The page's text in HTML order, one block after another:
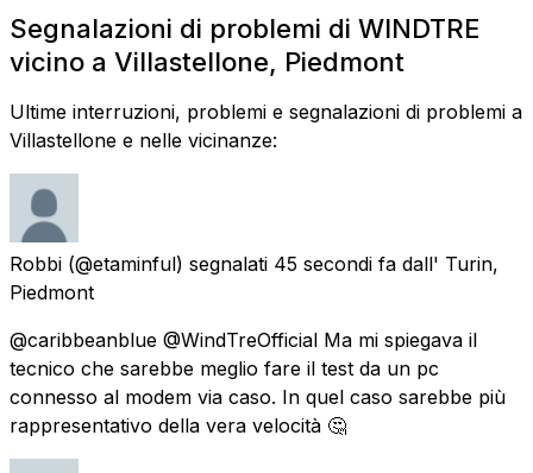
Segnalazioni di problemi di WINDTRE
vicino a Villastellone, Piedmont
Ultime interruzioni, problemi e segnalazioni di problemi a
Villastellone e nelle vicinanze:
Robbi (@etaminful) segnalati 45 secondi fa dall' Turin,
Piedmont
@caribbeanblue @WindTreOfficial Ma mi spiegava il
tecnico che sarebbe meglio fare il test da un pc
connesso al modem via caso. In quel caso sarebbe più
rappresentativo della vera velocità 🤔